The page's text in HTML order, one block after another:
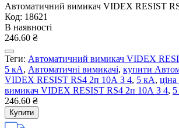
Автоматичний вимикач VIDEX RESIST
Код: 18621
В наявності
246.60 ₴
Теги: Автоматичний вимикач VIDEX
5 кА, Автоматичні вимикачі, купити
VIDEX RESIST RS4 2п 10А З 4, 5 кА,
вимикач VIDEX RESIST RS4 2п 10А З 4,
246.60 ₴
Купити